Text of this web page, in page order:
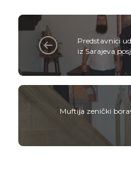
Predstavnici
iz Sarajeva
Muftija zenički